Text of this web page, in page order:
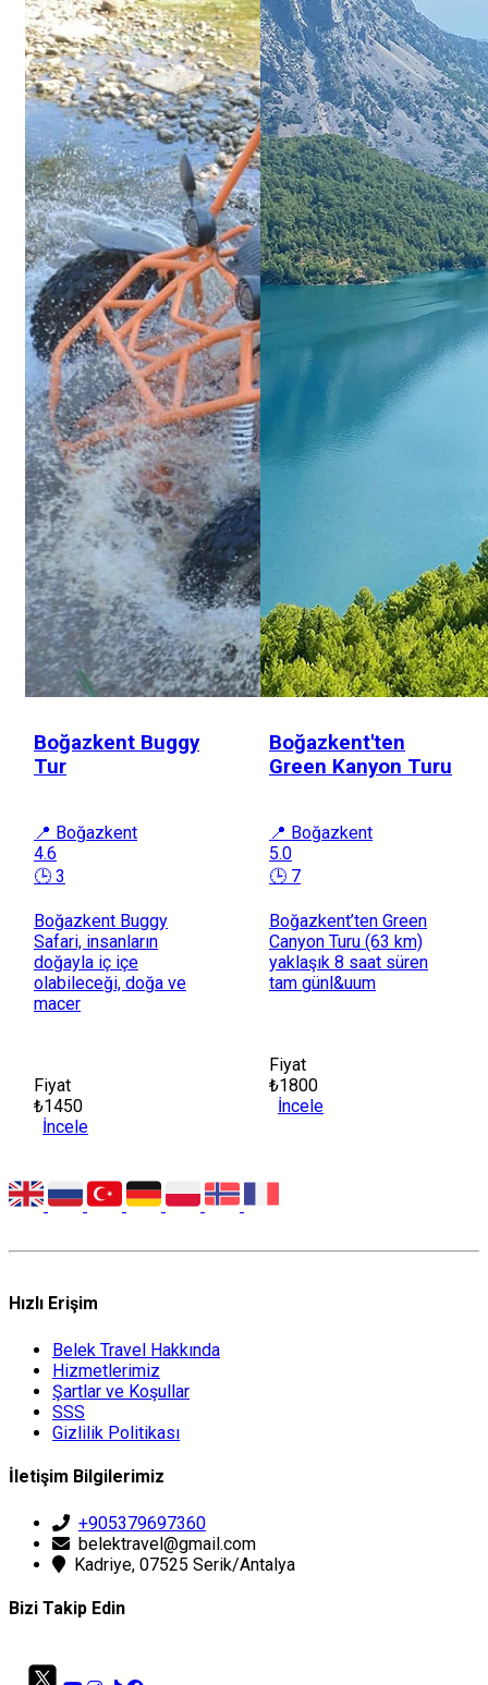
Boğazkent Buggy
Tur
📍 Boğazkent
4.6
🕒 3
Boğazkent Buggy
Safari, insanların
doğayla iç içe
olabileceği, doğa ve
macer
Fiyat
₺1450
İncele
Boğazkent'ten
Green Kanyon Turu
📍 Boğazkent
5.0
🕒 7
Boğazkent’ten Green
Canyon Turu (63 km)
yaklaşık 8 saat süren
tam günl&uum
Fiyat
₺1800
İncele
Hızlı Erişim
Belek Travel Hakkında
Hizmetlerimiz
Şartlar ve Koşullar
SSS
Gizlilik Politikası
İletişim Bilgilerimiz
+905379697360
belektravel@gmail.com
Kadriye, 07525 Serik/Antalya
Bizi Takip Edin